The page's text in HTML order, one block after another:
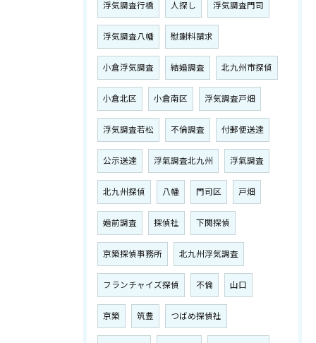
浮気調査行橋 人探し 浮気調査門司
浮気調査八幡 慰謝料請求
小倉浮気調査 結婚調査 北九州市探偵
小倉北区 小倉南区 浮気調査戸畑
浮気調査若松 不倫調査 付郵便送達
公示送達 浮氣調査北九州 浮氣調査
北九州探偵 八幡 門司区 戸畑
婚前調査 探偵社 下関探偵
京築探偵事務所 北九州浮気調査
フランチャイズ探偵 不倫 山口
京築 筑豊 つばめ探偵社